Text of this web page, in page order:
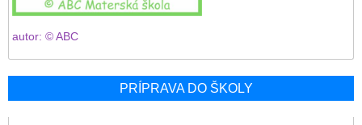
autor: © ABC
PRÍPRAVA DO ŠKOLY